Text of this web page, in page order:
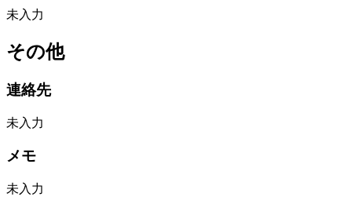
未入力
その他
連絡先
未入力
メモ
未入力